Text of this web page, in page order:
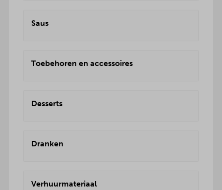
Saus
Toebehoren en accessoires
Desserts
Dranken
Verhuurmateriaal